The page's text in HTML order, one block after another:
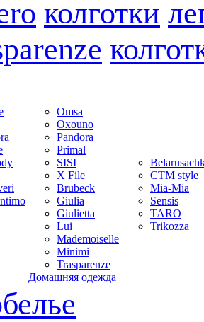
колготки
Omsa
Oxouno
Pandora
Primal
SISI
X File
Brubeck
Giulia
Giulietta
Lui
Mademoiselle
Minimi
Trasparenze
Домашняя одежда
CTM style
Mia-Mia
Sensis
TARO
Trikozza